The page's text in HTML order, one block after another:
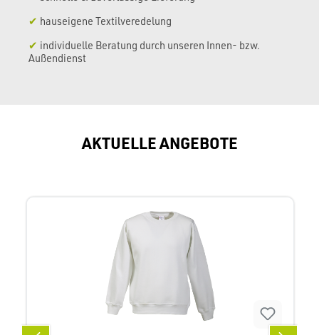
✔ hauseigene Textilveredelung
✔ individuelle Beratung durch unseren Innen- bzw.
Außendienst
AKTUELLE ANGEBOTE